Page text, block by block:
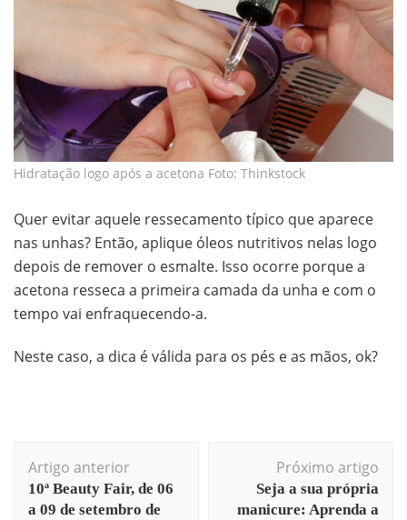
Hidratação logo após a acetona Foto: Thinkstock
Quer evitar aquele ressecamento típico que aparece
nas unhas? Então, aplique óleos nutritivos nelas logo
depois de remover o esmalte. Isso ocorre porque a
acetona resseca a primeira camada da unha e com o
tempo vai enfraquecendo-a.
Neste caso, a dica é válida para os pés e as mãos, ok?
Artigo anterior
10ª Beauty Fair, de 06
a 09 de setembro de
Próximo artigo
Seja a sua própria
manicure: Aprenda a